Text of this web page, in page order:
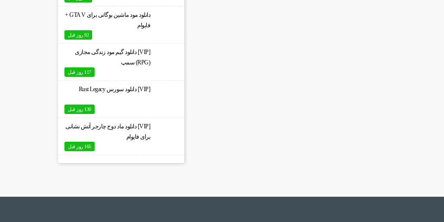
دانلود مود ماشین بوگاتی برای GTA V +
فایوام
92 روز قبل
[VIP] دانلود گیم مود زندگی مجازی
(RPG) سمپ
117 روز قبل
[VIP] دانلود سورس Rust Legacy
130 روز قبل
[VIP] دانلود ماد دوج چارجر آتش نشانی
برای فایوام
165 روز قبل